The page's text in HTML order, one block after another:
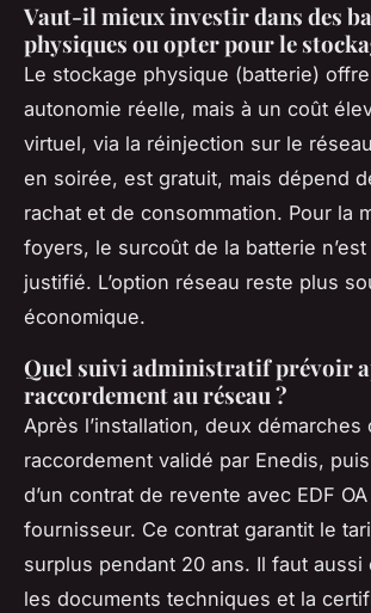
Vaut-il mieux investir dans des
physiques ou opter pour le
Le stockage physique (batterie)
autonomie réelle, mais à un coût
virtuel, via la réinjection sur le
en soirée, est gratuit, mais dépend
rachat et de consommation. Pour la
foyers, le surcoût de la batterie
justifié. L’option réseau reste plus
économique.
Quel suivi administratif prévoir
raccordement au réseau ?
Après l’installation, deux démarches
raccordement validé par Enedis,
d’un contrat de revente avec EDF
fournisseur. Ce contrat garantit le
surplus pendant 20 ans. Il faut aussi
les documents techniques et la